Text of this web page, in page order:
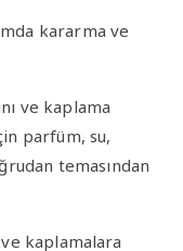
kararma ve
ve kaplama
parfüm, su,
temasından
kaplamalara